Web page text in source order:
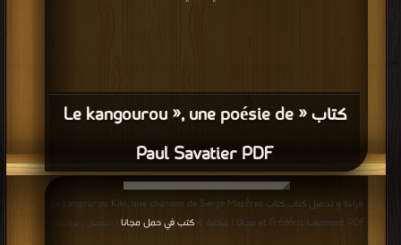
كتاب « Le kangourou », une poésie de
Paul Savatier PDF
قراءة و تحميل كتاب كتاب Le kangourou Kiki, une chanson de Serge Mazères
et Frédéric Laumont PDF مجانا | مكتبة >
كتب في حمل مجانا | التحميل : مرة/مرات